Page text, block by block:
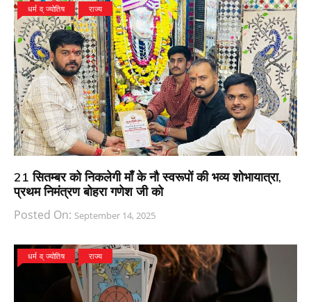
धर्म व् ज्योतिष राज्य
21 सितम्बर को निकलेगी माँ के नौ स्वरूपों की भव्य शोभायात्रा,
प्रथम निमंत्रण बोहरा गणेश जी को
Posted On: September 14, 2025
धर्म व् ज्योतिष राज्य